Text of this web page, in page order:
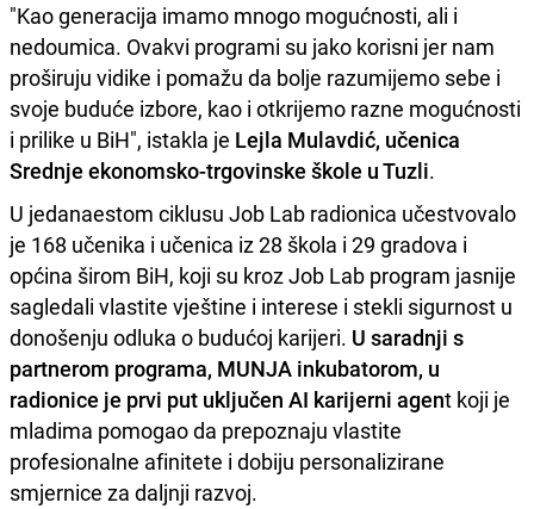
"Kao generacija imamo mnogo mogućnosti, ali i
nedoumica. Ovakvi programi su jako korisni jer nam
proširuju vidike i pomažu da bolje razumijemo sebe i
svoje buduće izbore, kao i otkrijemo razne mogućnosti
i prilike u BiH", istakla je Lejla Mulavdić, učenica
Srednje ekonomsko-trgovinske škole u Tuzli.
U jedanaestom ciklusu Job Lab radionica učestvovalo
je 168 učenika i učenica iz 28 škola i 29 gradova i
općina širom BiH, koji su kroz Job Lab program jasnije
sagledali vlastite vještine i interese i stekli sigurnost u
donošenju odluka o budućoj karijeri. U saradnji s
partnerom programa, MUNJA inkubatorom, u
radionice je prvi put uključen AI karijerni agent koji je
mladima pomogao da prepoznaju vlastite
profesionalne afinitete i dobiju personalizirane
smjernice za daljnji razvoj.